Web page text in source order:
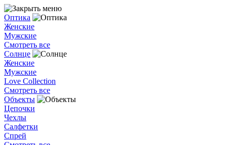
Оптика
Женские
Мужские
Смотреть все
Солнце
Женские
Мужские
Love Collection
Смотреть все
Объекты
Цепочки
Чехлы
Салфетки
Спрей